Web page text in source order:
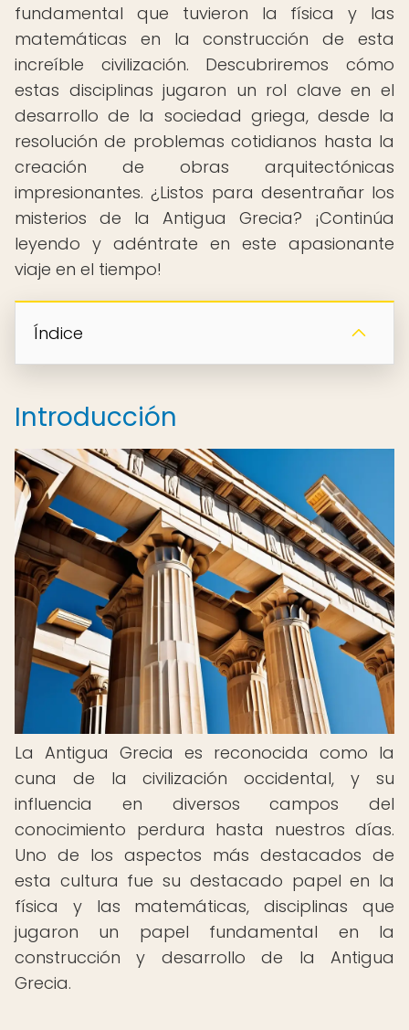
fundamental que tuvieron la física y las
matemáticas en la construcción de esta
increíble civilización. Descubriremos cómo
estas disciplinas jugaron un rol clave en el
desarrollo de la sociedad griega, desde la
resolución de problemas cotidianos hasta la
creación de obras arquitectónicas
impresionantes. ¿Listos para desentrañar los
misterios de la Antigua Grecia? ¡Continúa
leyendo y adéntrate en este apasionante
viaje en el tiempo!
Índice
Introducción
La Antigua Grecia es reconocida como la
cuna de la civilización occidental, y su
influencia en diversos campos del
conocimiento perdura hasta nuestros días.
Uno de los aspectos más destacados de
esta cultura fue su destacado papel en la
física y las matemáticas, disciplinas que
jugaron un papel fundamental en la
construcción y desarrollo de la Antigua
Grecia.